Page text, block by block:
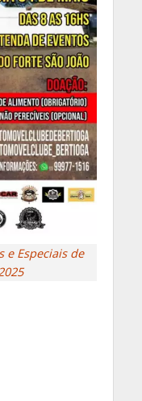
e Especiais de